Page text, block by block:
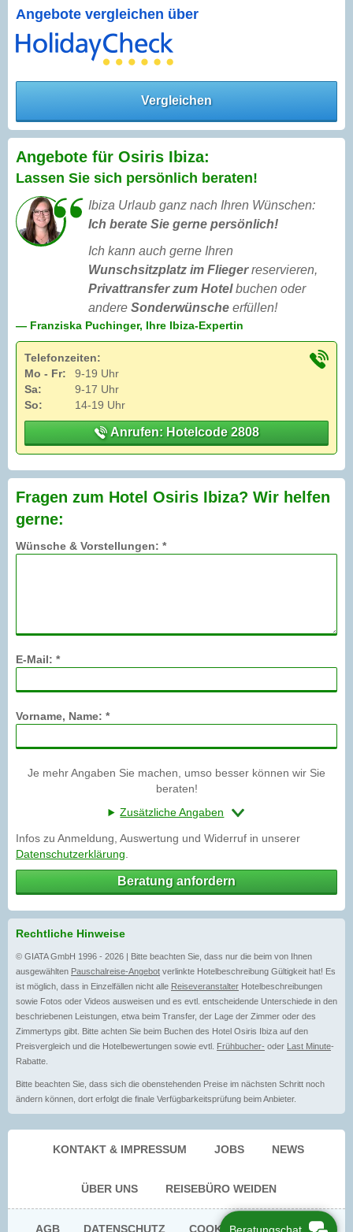
Angebote vergleichen über
Vergleichen
Angebote für Osiris Ibiza:
Lassen Sie sich persönlich beraten!
Ibiza Urlaub ganz nach Ihren Wünschen:
Ich berate Sie gerne persönlich!
Ich kann auch gerne Ihren
Wunschsitzplatz im Fliegerreservieren,
Privattransfer zum Hotelbuchen oder
andere Sonderwünsche erfüllen!
— Franziska Puchinger, Ihre Ibiza-Expertin
Telefonzeiten:
Mo - Fr:
9-19 Uhr
Sa:
9-17 Uhr
So:
14-19 Uhr
Anrufen: Hotelcode 2808
Fragen zum Hotel Osiris Ibiza? Wir helfen
gerne:
Wünsche & Vorstellungen: *
E-Mail: *
Vorname, Name: *
Je mehr Angaben Sie machen, umso besser können wir Sie
beraten!
Zusätzliche Angaben
Infos zu Anmeldung, Auswertung und Widerruf in unserer
Datenschutzerklärung
Beratung anfordern
Rechtliche Hinweise
© GIATA GmbH 1996 - 2026 | Bitte beachten Sie, dass nur die beim von Ihnen
ausgewählten Pauschalreise-Angebot verlinkte Hotelbeschreibung Gültigkeit hat! Es
ist möglich, dass in Einzelfällen nicht alle Reiseveranstalter Hotelbeschreibungen
sowie Fotos oder Videos ausweisen und es evtl. entscheidende Unterschiede in den
beschriebenen Leistungen, etwa beim Transfer, der Lage der Zimmer oder des
Zimmertyps gibt. Bitte achten Sie beim Buchen des Hotel Osiris Ibiza auf den
Preisvergleich und die Hotelbewertungen sowie evtl. Frühbucher- oder Last Minute-
Rabatte.
Bitte beachten Sie, dass sich die obenstehenden Preise im nächsten Schritt noch
ändern können, dort erfolgt die finale Verfügbarkeitsprüfung beim Anbieter.
KONTAKT & IMPRESSUM JOBS NEWS
ÜBER UNS REISEBÜRO WEIDEN
AGB DATENSCHUTZ COOKIE EINWILLIGUNG